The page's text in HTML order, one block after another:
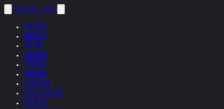
helnwein .com
ENGLISH
DEUTSCH
POLSKI
ESPAÑOL
ČEŠTINA
ITALIANO
FRANÇAIS
РУССКИЙ
日本語